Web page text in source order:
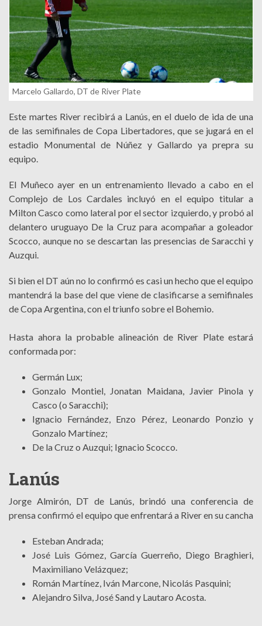
Marcelo Gallardo, DT de River Plate
Este martes River recibirá a Lanús, en el duelo de ida de una
de las semifinales de Copa Libertadores, que se jugará en el
estadio Monumental de Núñez y Gallardo ya prepra su
equipo.
El Muñeco ayer en un entrenamiento llevado a cabo en el
Complejo de Los Cardales incluyó en el equipo titular a
Milton Casco como lateral por el sector izquierdo, y probó al
delantero uruguayo De la Cruz para acompañar a goleador
Scocco, aunque no se descartan las presencias de Saracchi y
Auzqui.
Si bien el DT aún no lo confirmó es casi un hecho que el equipo
mantendrá la base del que viene de clasificarse a semifinales
de Copa Argentina, con el triunfo sobre el Bohemio.
Hasta ahora la probable alineación de River Plate estará
conformada por:
Germán Lux;
Gonzalo Montiel, Jonatan Maidana, Javier Pinola y
Casco (o Saracchi);
Ignacio Fernández, Enzo Pérez, Leonardo Ponzio y
Gonzalo Martínez;
De la Cruz o Auzqui; Ignacio Scocco.
Lanús
Jorge Almirón, DT de Lanús, brindó una conferencia de
prensa confirmó el equipo que enfrentará a River en su cancha
Esteban Andrada;
José Luis Gómez, García Guerreño, Diego Braghieri,
Maximiliano Velázquez;
Román Martínez, Iván Marcone, Nicolás Pasquini;
Alejandro Silva, José Sand y Lautaro Acosta.